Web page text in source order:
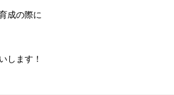
成の際に
します！